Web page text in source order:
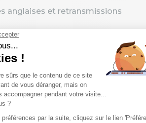
anglaises et retransmissions
et son atmosphère
du secteur du tourisme ou de la
en anglais à Marseille est
à pratiquer la langue au
tournés vers l’international.
d’excellentes occasions de
manière ludique.